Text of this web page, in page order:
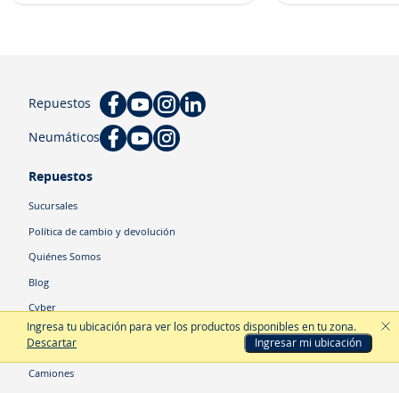
Ingresa tu ubicación para ver los productos disponibles en tu zona.
Descartar
Ingresar mi ubicación
Repuestos
Neumáticos
Repuestos
Sucursales
Política de cambio y devolución
Quiénes Somos
Blog
Cyber
Categorías
Camiones